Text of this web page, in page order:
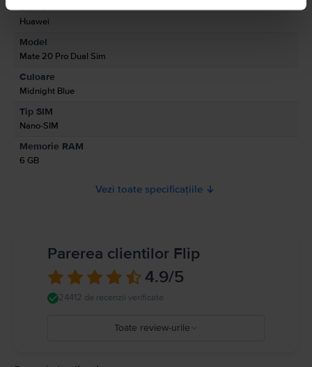
Informatii producator
Informatii siguranta produs
Informatii privind avertismentele de siguranta cu privire la produs.
A se citi manualul
Brand
Huawei
Model
Mate 20 Pro Dual Sim
Culoare
Midnight Blue
Tip SIM
Nano-SIM
Memorie RAM
6 GB
Vezi toate specificațiile
Parerea clientilor Flip
4.9/5
24412 de recenzii verificate
Toate review-urile